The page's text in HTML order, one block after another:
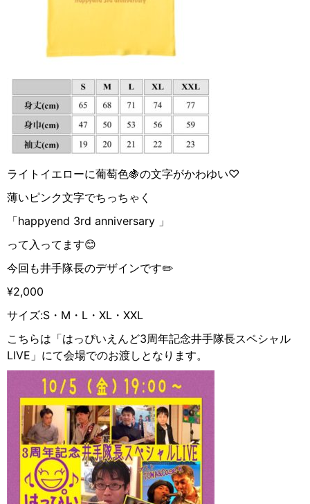
ライトイエローに葡萄色🍇の文字がかわゆい♡
薄いピンク文字でちっちゃく
「happyend 3rd anniversary 」
って入ってます😊
今回も井手隊長のデザインです✏️
¥2,000
サイズ:S・M・L・XL・XXL
こちらは「はっぴいえんど3周年記念井手隊長スペシャル
LIVE」にて会場でのお渡しとなります。